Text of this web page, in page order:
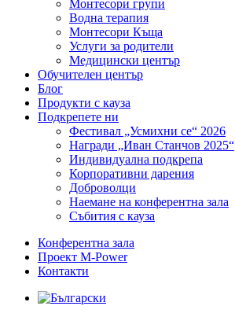
Монтесори групи
Водна терапия
Монтесори Къща
Услуги за родители
Медицински център
Обучителен център
Блог
Продукти с кауза
Подкрепете ни
Фестивал „Усмихни се“ 2026
Награди „Иван Станчов 2025“
Индивидуална подкрепа
Корпоративни дарения
Доброволци
Наемане на конферентна зала
Събития с кауза
Конферентна зала
Проект M-Power
Контакти